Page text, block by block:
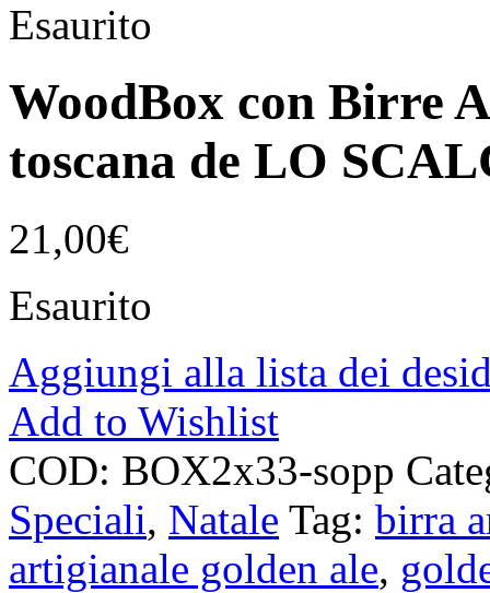
Esaurito
WoodBox con Birre
toscana de LO
21,00€
Esaurito
Aggiungi alla lista dei
Add to Wishlist
COD: BOX2x33-sopp
Speciali, Natale Tag: birra
artigianale golden ale,